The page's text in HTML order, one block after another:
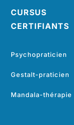
CURSUS
CERTIFIANTS
Psychopraticien
Gestalt-praticien
Mandala-thérapie